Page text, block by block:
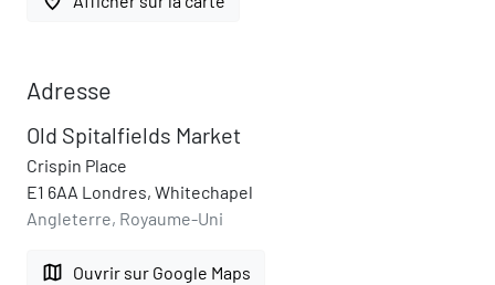
Adresse
Old Spitalfields Market
Crispin Place
E1 6AA Londres, Whitechapel
Angleterre, Royaume-Uni
map Ouvrir sur Google Maps